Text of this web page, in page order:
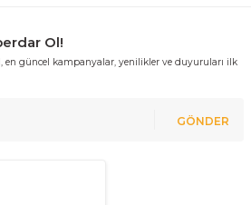
Ol!
en güncel kampanyalar, yenilikler ve duyuruları ilk
GÖNDER